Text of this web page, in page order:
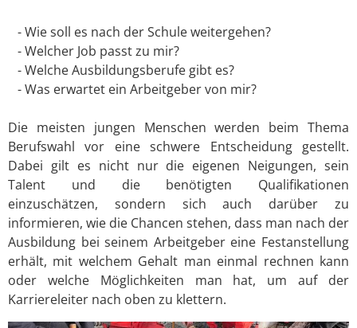
- Wie soll es nach der Schule weitergehen?
- Welcher Job passt zu mir?
- Welche Ausbildungsberufe gibt es?
- Was erwartet ein Arbeitgeber von mir?
Die meisten jungen Menschen werden beim Thema
Berufswahl vor eine schwere Entscheidung gestellt.
Dabei gilt es nicht nur die eigenen Neigungen, sein
Talent und die benötigten Qualifikationen
einzuschätzen, sondern sich auch darüber zu
informieren, wie die Chancen stehen, dass man nach der
Ausbildung bei seinem Arbeitgeber eine Festanstellung
erhält, mit welchem Gehalt man einmal rechnen kann
oder welche Möglichkeiten man hat, um auf der
Karriereleiter nach oben zu klettern.